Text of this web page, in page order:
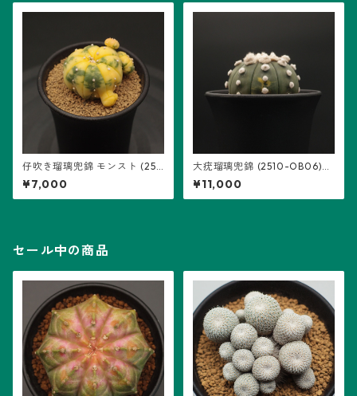
仔吹き瑠璃兜錦 モンスト (251
2-NC01)：アストロフィツム
属 ※実生
¥7,000
大疣瑠璃兜錦 (2510-OB06)：
アストロフィツム属 ※実生
¥11,000
セール中の商品